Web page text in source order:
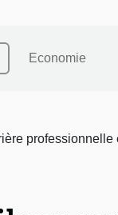
Economie